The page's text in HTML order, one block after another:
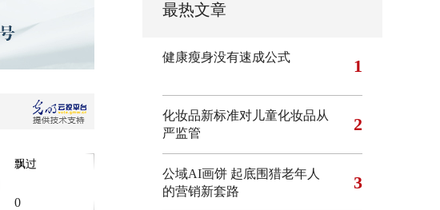
飘过
0
最热文章
健康瘦身没有速成公式 1
化妆品新标准对儿童化妆品从
严监管
2
公域AI画饼 起底围猎老年人
的营销新套路
3